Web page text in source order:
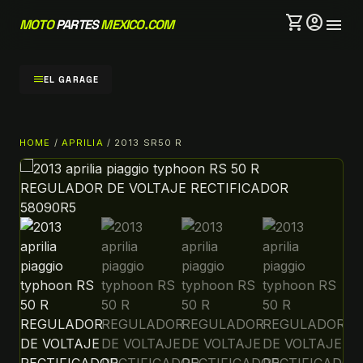
MOTOPARTESMEXICO.COM shopping_cartaccount_circlemenu
menuEL GARAGE
HOME / APRILIA / 2013 SR50 R